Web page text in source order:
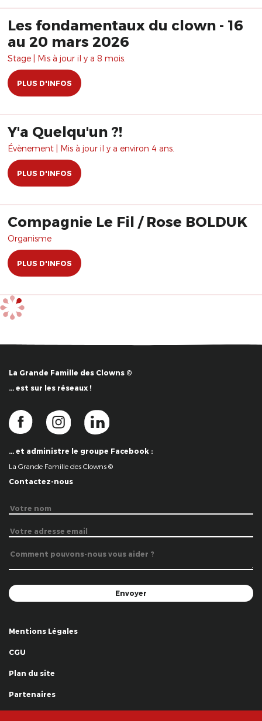
Les fondamentaux du clown - 16
au 20 mars 2026
Stage | Mis à jour il y a 8 mois.
PLUS D'INFOS
Y'a Quelqu'un ?!
Évènement | Mis à jour il y a environ 4 ans.
PLUS D'INFOS
Compagnie Le Fil / Rose BOLDUK
Organisme
PLUS D'INFOS
La Grande Famille des Clowns ©
… est sur les réseaux !
… et administre le groupe Facebook :
La Grande Famille des Clowns ©
Contactez-nous
Mentions Légales
CGU
Plan du site
Partenaires